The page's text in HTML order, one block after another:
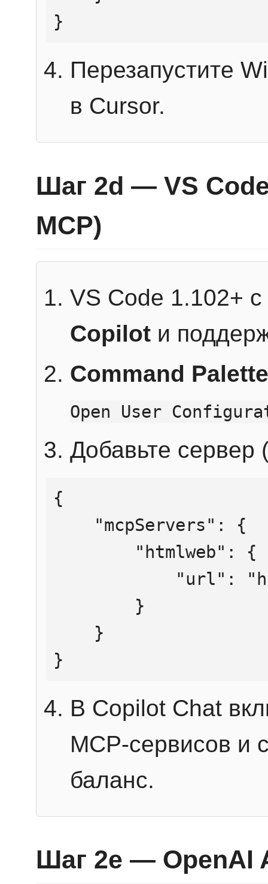
}
Перезапустите
в Cursor.
Шаг 2d — VS
MCP)
VS Code 1.102+
Copilot и
Command Palette
Open User
Добавьте сервер
{
}
В Copilot Chat
MCP-сервисов и
баланс.
Шаг 2e — OpenAI